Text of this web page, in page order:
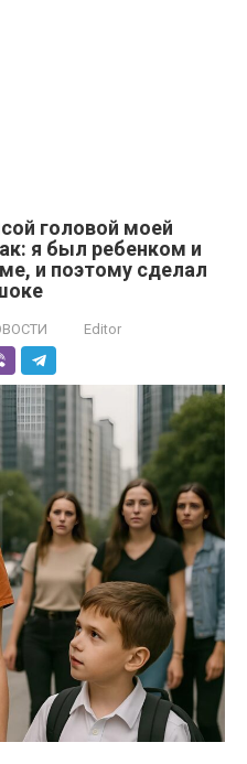
головой моей
я был ребенком и
и поэтому сделал
Editor